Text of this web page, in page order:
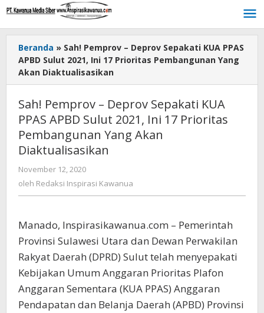
Lewati
konten
Beranda » Sah! Pemprov – Deprov Sepakati KUA PPAS
APBD Sulut 2021, Ini 17 Prioritas Pembangunan Yang
Akan Diaktualisasikan
Sah! Pemprov – Deprov Sepakati KUA
PPAS APBD Sulut 2021, Ini 17 Prioritas
Pembangunan Yang Akan
Diaktualisasikan
November 12, 2020
Redaksi
oleh Redaksi Inspirasi Kawanua
Manado, Inspirasikawanua.com – Pemerintah
Provinsi Sulawesi Utara dan Dewan Perwakilan
Rakyat Daerah (DPRD) Sulut telah menyepakati
Kebijakan Umum Anggaran Prioritas Plafon
Anggaran Sementara (KUA PPAS) Anggaran
Pendapatan dan Belanja Daerah (APBD) Provinsi